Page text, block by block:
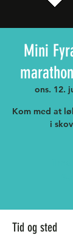
Mini
ons. 12.
Kom med at
Tid og sted